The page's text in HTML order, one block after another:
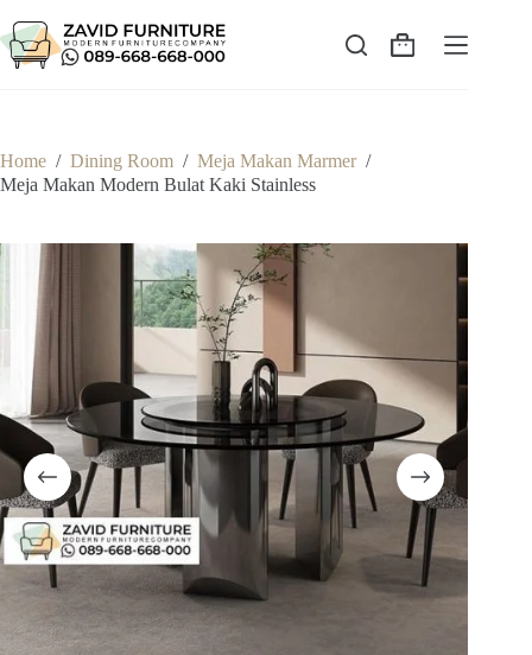
to
content
Shopping
Home / Dining Room / Meja Makan Marmer /
Meja Makan Modern Bulat Kaki Stainless